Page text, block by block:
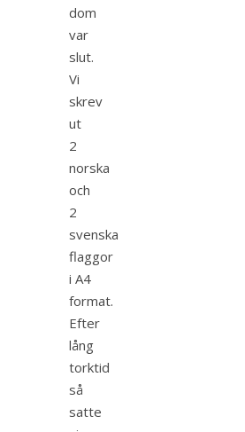
dom
var
slut.
Vi
skrev
ut
2
norska
och
2
svenska
flaggor
i A4
format.
Efter
lång
torktid
så
satte